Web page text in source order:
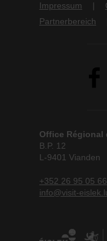
Impressum
Partnerbereich
Office Régional
B.P. 12
L-9401 Vianden
+352 26 95 05 66
info@visit-